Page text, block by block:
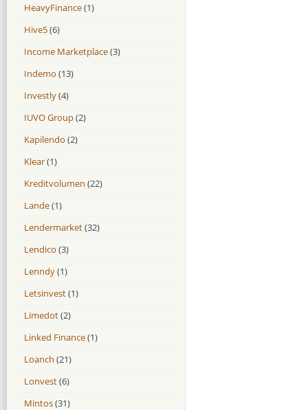
HeavyFinance(1)
Hive5(6)
Income Marketplace(3)
Indemo (13)
Investly(4)
IUVO Group(2)
Kapilendo (2)
Klear(1)
Kreditvolumen (22)
Lande(1)
Lendermarket(32)
Lendico (3)
Lenndy(1)
Letsinvest(1)
Limedot(2)
Linked Finance(1)
Loanch (21)
Lonvest(6)
Mintos(31)